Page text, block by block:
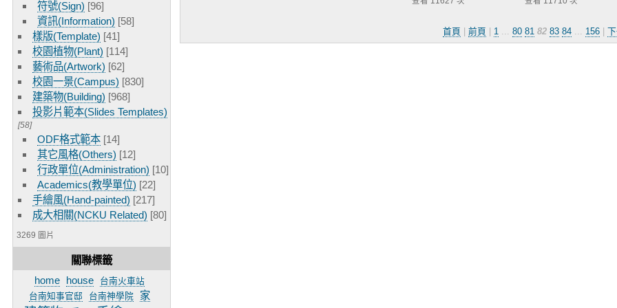
符號(Sign) [96]
資訊(Information) [58]
樣版(Template) [41]
校園植物(Plant) [114]
藝術品(Artwork) [62]
校園一景(Campus) [830]
建築物(Building) [968]
投影片範本(Slides Templates)
[58]
ODF格式範本 [14]
其它風格(Others) [12]
行政單位(Administration) [10]
Academics(教學單位) [22]
手繪風(Hand-painted) [217]
成大相關(NCKU Related) [80]
3269 圖片
關聯標籤
home house
台南火車站
台南知事官邸
台南神學院 家
首頁 前頁 1... 80 81 82 83 84... 156|